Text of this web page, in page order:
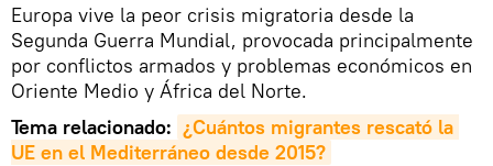
Europa vive la peor crisis migratoria desde la
Segunda Guerra Mundial, provocada principalmente
por conflictos armados y problemas económicos en
Oriente Medio y África del Norte.
Tema relacionado: ¿Cuántos migrantes rescató la
UE en el Mediterráneo desde 2015?